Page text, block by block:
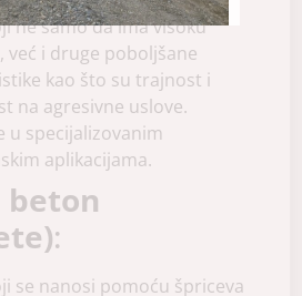
ne samo da ima visoku
već i druge poboljšane
kao što su trajnost i
na agresivne uslove.
u specijalizovanim
aplikacijama.
beton
:
se nanosi pomoću špriceva